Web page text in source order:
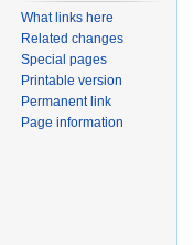
What links here
Related changes
Special pages
Printable version
Permanent link
Page information